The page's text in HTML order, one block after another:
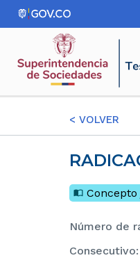
< VOLVER
Número de
consecutivo: